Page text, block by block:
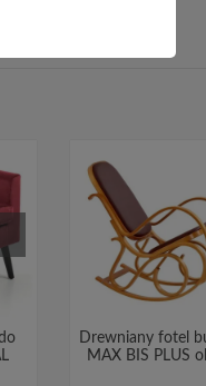
Drewniany fotel
MAX BIS PLUS